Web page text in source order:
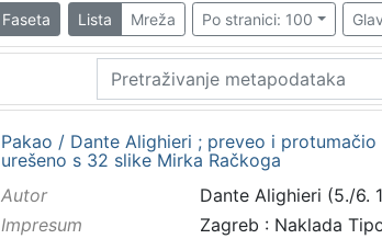
Faseta Lista Mreža Po stranici: 100
Pakao / Dante Alighieri ; preveo i protumačio
urešeno s 32 slike Mirka Račkoga
Autor
Dante Alighieri (5./6.
Impresum
Zagreb : Naklada